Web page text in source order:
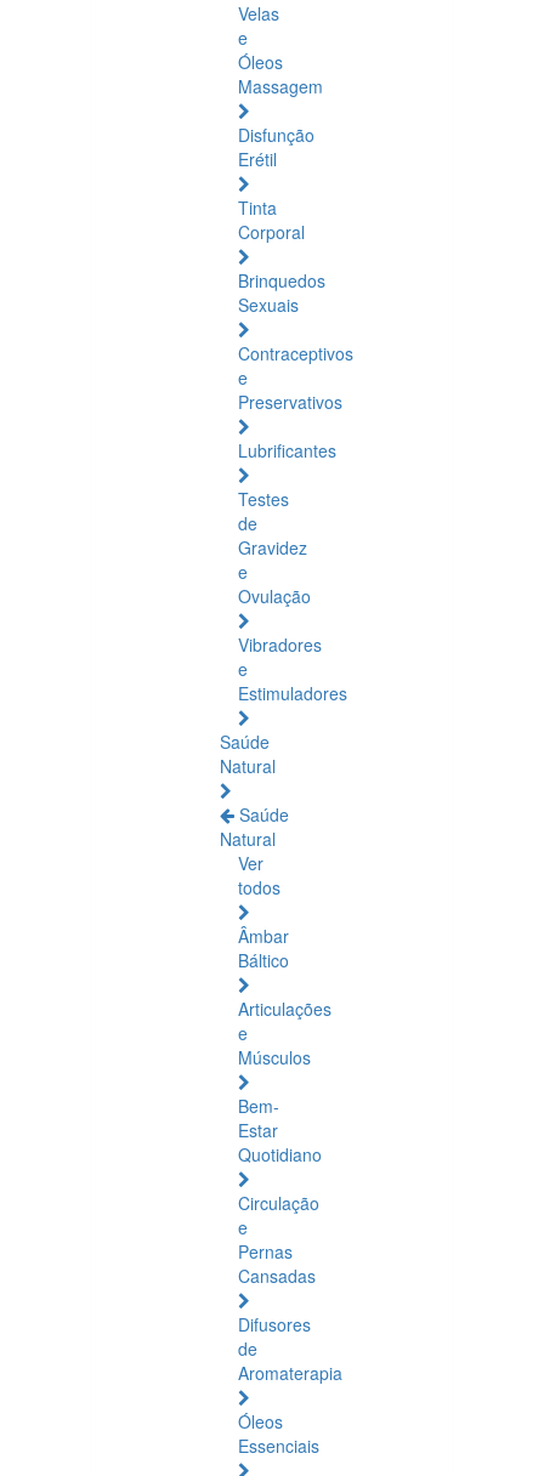
Velas
e
Óleos
Massagem
Disfunção
Erétil
Tinta
Corporal
Brinquedos
Sexuais
Contraceptivos
e
Preservativos
Lubrificantes
Testes
de
Gravidez
e
Ovulação
Vibradores
e
Estimuladores
Saúde
Natural
Saúde
Natural
Ver
todos
Âmbar
Báltico
Articulações
e
Músculos
Bem-
Estar
Quotidiano
Circulação
e
Pernas
Cansadas
Difusores
de
Aromaterapia
Óleos
Essenciais